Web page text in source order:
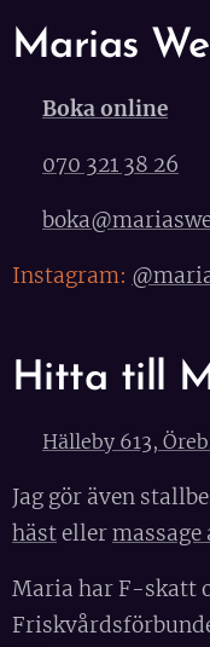
Marias
Boka online
070 321 38 26
Instagram:
Hitta till
Hälleby 613,
Jag gör även
hästellermassage
Maria har F-skatt